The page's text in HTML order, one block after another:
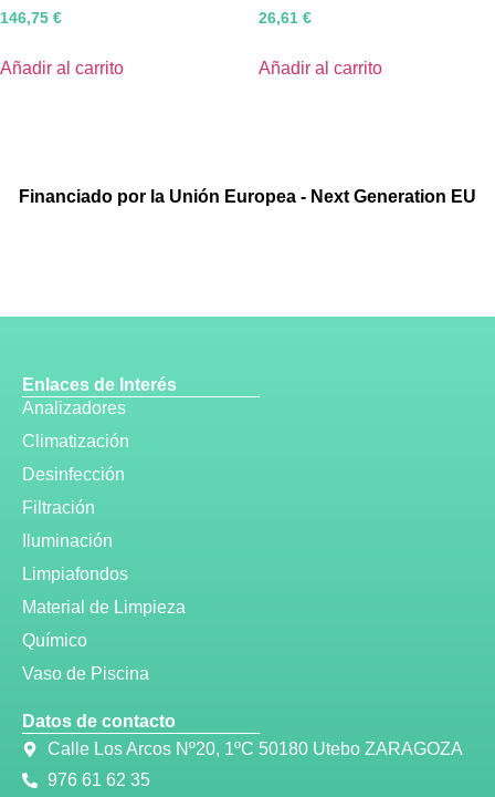
146,75 €
Añadir al carrito
26,61 €
Añadir al carrito
Financiado por la Unión Europea - Next Generation EU
Enlaces de Interés
Analizadores
Climatización
Desinfección
Filtración
Iluminación
Limpiafondos
Material de Limpieza
Químico
Vaso de Piscina
Datos de contacto
Calle Los Arcos Nº20, 1ºC 50180 Utebo ZARAGOZA
976 61 62 35